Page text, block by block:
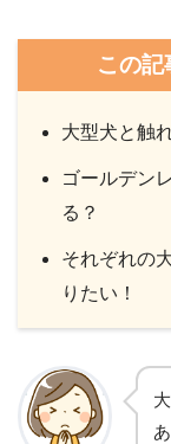
この記
大型犬と触
ゴールデン
る？
それぞれの
りたい！